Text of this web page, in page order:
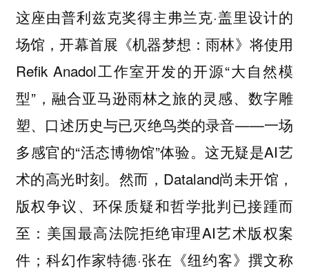
这座由普利兹克奖得主弗兰克·盖里设计的
场馆，开幕首展《机器梦想：雨林》将使用
Refik Anadol工作室开发的开源“大自然模
型”，融合亚马逊雨林之旅的灵感、数字雕
塑、口述历史与已灭绝鸟类的录音——一场
多感官的“活态博物馆”体验。这无疑是AI艺
术的高光时刻。然而，Dataland尚未开馆，
版权争议、环保质疑和哲学批判已接踵而
至：美国最高法院拒绝审理AI艺术版权案
件；科幻作家特德·张在《纽约客》撰文称